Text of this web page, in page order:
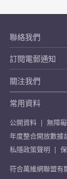
聯絡我們
訂閱電郵通知
關注我們
常用資料
公開資料
無障
年度整合開放數據
私隱政策聲明
符合萬維網聯盟有